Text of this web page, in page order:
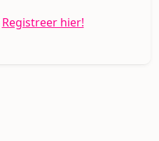
Registreer hier!